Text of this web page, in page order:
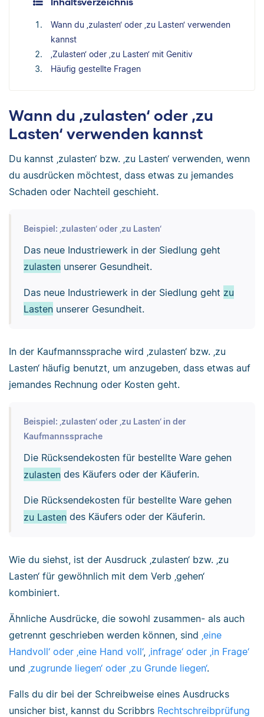
Wann du ‚zulasten‘ oder ‚zu Lasten‘ verwenden
kannst
‚Zulasten‘ oder ‚zu Lasten‘ mit Genitiv
Häufig gestellte Fragen
Wann du ‚zulasten‘ oder ‚zu
Lasten‘ verwenden kannst
Du kannst ‚zulasten‘ bzw. ‚zu Lasten‘ verwenden, wenn
du ausdrücken möchtest, dass etwas zu jemandes
Schaden oder Nachteil geschieht.
Beispiel: ‚zulasten‘ oder ‚zu Lasten‘
Das neue Industriewerk in der Siedlung geht
zulastenunserer Gesundheit.
Das neue Industriewerk in der Siedlung geht zu
Lastenunserer Gesundheit.
In der Kaufmannssprache wird ‚zulasten‘ bzw. ‚zu
Lasten‘ häufig benutzt, um anzugeben, dass etwas auf
jemandes Rechnung oder Kosten geht.
Beispiel: ‚zulasten‘ oder ‚zu Lasten‘ in der
Kaufmannssprache
Die Rücksendekosten für bestellte Ware gehen
zulastendes Käufers oder der Käuferin.
Die Rücksendekosten für bestellte Ware gehen
zu Lastendes Käufers oder der Käuferin.
Wie du siehst, ist der Ausdruck ‚zulasten‘ bzw. ‚zu
Lasten‘ für gewöhnlich mit dem Verb ‚gehen‘
kombiniert.
Ähnliche Ausdrücke, die sowohl zusammen- als auch
getrennt geschrieben werden können, sind ‚eine
Handvoll‘ oder ‚eine Hand voll‘, ‚infrage‘ oder ‚in Frage‘
und ‚zugrunde liegen‘ oder ‚zu Grunde liegen‘.
Falls du dir bei der Schreibweise eines Ausdrucks
unsicher bist, kannst du Scribbrs Rechtschreibprüfung